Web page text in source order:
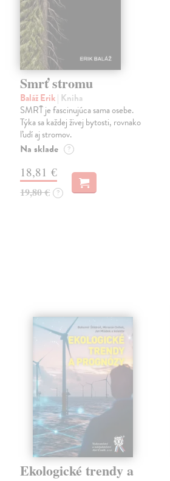
Smrť stromu
Baláž Erik| Kniha
SMRŤ je fascinujúca sama osebe.
Týka sa každej živej bytosti, rovnako
ľudí aj stromov.
Na sklade ?
18,81 €
19,80 € ?
Ekologické trendy a